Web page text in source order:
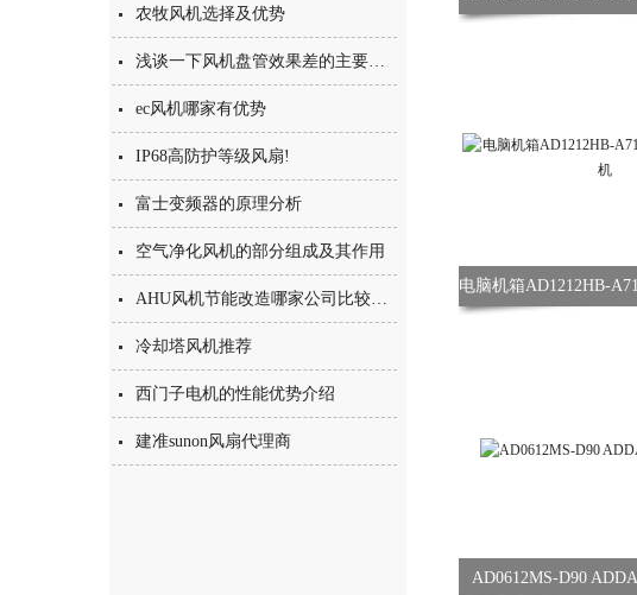
农牧风机选择及优势
浅谈一下风机盘管效果差的主要原因
ec风机哪家有优势
IP68高防护等级风扇!
富士变频器的原理分析
空气净化风机的部分组成及其作用
AHU风机节能改造哪家公司比较有优势？
冷却塔风机推荐
西门子电机的性能优势介绍
建准sunon风扇代理商
AD0612MS-D90